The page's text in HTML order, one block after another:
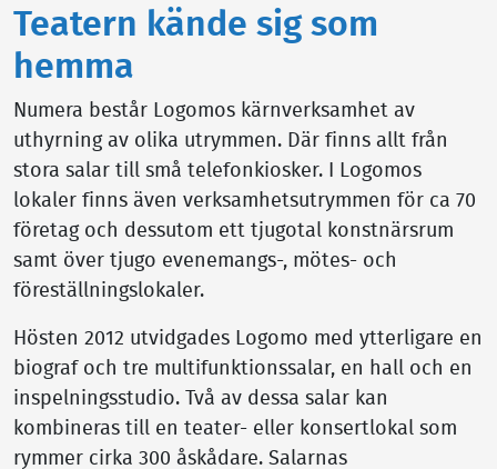
Teatern kände sig som
hemma
Numera består Logomos kärnverksamhet av
uthyrning av olika utrymmen. Där finns allt från
stora salar till små telefonkiosker. I Logomos
lokaler finns även verksamhetsutrymmen för ca 70
företag och dessutom ett tjugotal konstnärsrum
samt över tjugo evenemangs-, mötes- och
föreställningslokaler.
Hösten 2012 utvidgades Logomo med ytterligare en
biograf och tre multifunktionssalar, en hall och en
inspelningsstudio. Två av dessa salar kan
kombineras till en teater- eller konsertlokal som
rymmer cirka 300 åskådare. Salarnas